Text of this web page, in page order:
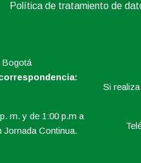
Política de tratamiento de
Bogotá
m. y de 1:00 p.m a
Jornada Continua.
Si